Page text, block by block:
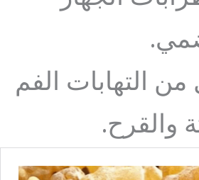
من التهابات الفم
والقرح.